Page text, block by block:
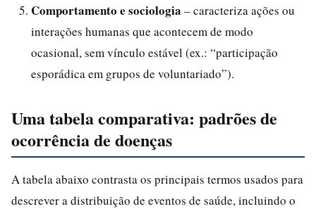
Comportamento e sociologia – caracteriza ações ou
interações humanas que acontecem de modo
ocasional, sem vínculo estável (ex.: “participação
esporádica em grupos de voluntariado”).
Uma tabela comparativa: padrões de
ocorrência de doenças
A tabela abaixo contrasta os principais termos usados para
descrever a distribuição de eventos de saúde, incluindo o